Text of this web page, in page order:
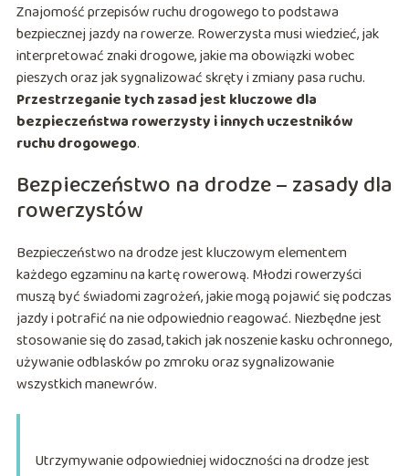
Znajomość przepisów ruchu drogowego to podstawa
bezpiecznej jazdy na rowerze. Rowerzysta musi wiedzieć, jak
interpretować znaki drogowe, jakie ma obowiązki wobec
pieszych oraz jak sygnalizować skręty i zmiany pasa ruchu.
Przestrzeganie tych zasad jest kluczowe dla
bezpieczeństwa rowerzysty i innych uczestników
ruchu drogowego.
Bezpieczeństwo na drodze – zasady dla
rowerzystów
Bezpieczeństwo na drodze jest kluczowym elementem
każdego egzaminu na kartę rowerową. Młodzi rowerzyści
muszą być świadomi zagrożeń, jakie mogą pojawić się podczas
jazdy i potrafić na nie odpowiednio reagować. Niezbędne jest
stosowanie się do zasad, takich jak noszenie kasku ochronnego,
używanie odblasków po zmroku oraz sygnalizowanie
wszystkich manewrów.
Utrzymywanie odpowiedniej widoczności na drodze jest